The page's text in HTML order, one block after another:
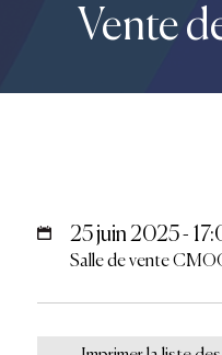
Vente
25 juin 2025 -
Salle de vente